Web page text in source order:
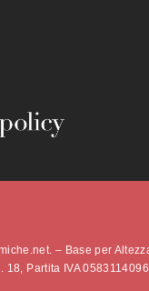
– Base per
18, Partita IVA